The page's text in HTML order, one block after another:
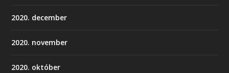
2020. december
2020. november
2020. október